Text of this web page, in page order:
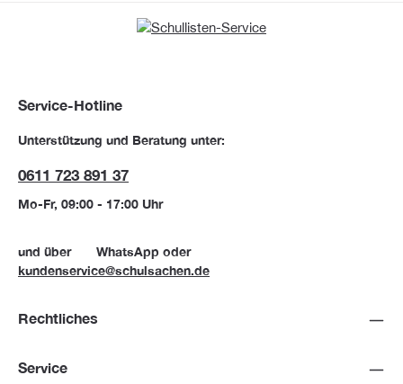
Service-Hotline
Unterstützung und Beratung unter:
0611 723 891 37
Mo-Fr, 09:00 - 17:00 Uhr
und über WhatsApp oder
kundenservice@schulsachen.de
Rechtliches
Service